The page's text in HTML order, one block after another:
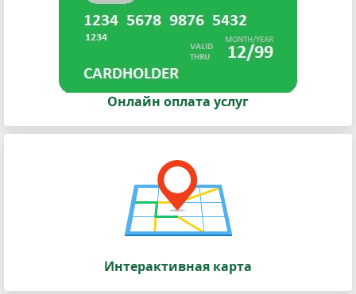
Онлайн оплата услуг
Интерактивная карта